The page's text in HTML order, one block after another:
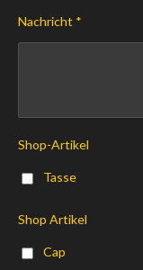
Nachricht *
Shop-Artikel
Tasse
Shop Artikel
Cap